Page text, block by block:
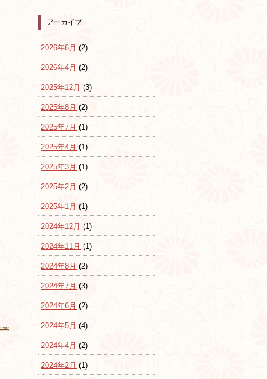
アーカイブ
2026年6月 (2)
2026年4月 (2)
2025年12月 (3)
2025年8月 (2)
2025年7月 (1)
2025年4月 (1)
2025年3月 (1)
2025年2月 (2)
2025年1月 (1)
2024年12月 (1)
2024年11月 (1)
2024年8月 (2)
2024年7月 (3)
2024年6月 (2)
2024年5月 (4)
2024年4月 (2)
2024年2月 (1)